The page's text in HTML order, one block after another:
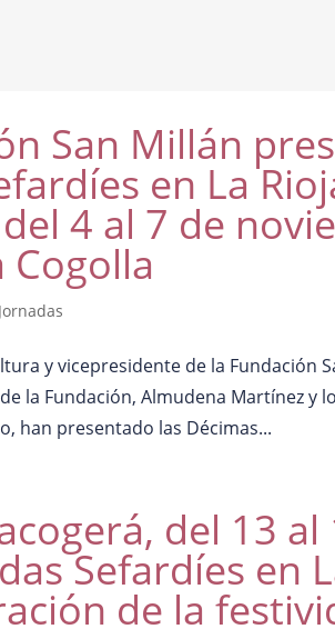
San Millán
en La
4 al 7 de
Cogolla
Jornadas
y vicepresidente de la Fundación
la Fundación, Almudena Martínez y
han presentado las Décimas...
del 13
Sefardíes en
de la